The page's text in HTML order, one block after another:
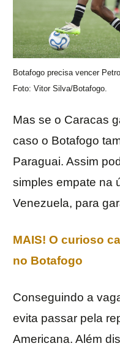
Botafogo precisa vencer
Foto: Vitor Silva/Botafogo.
Mas se o Caracas
caso o Botafogo
Paraguai. Assim
simples empate na
Venezuela, para
MAIS! O curioso
no Botafogo
Conseguindo a
evita passar pela
Americana. Além